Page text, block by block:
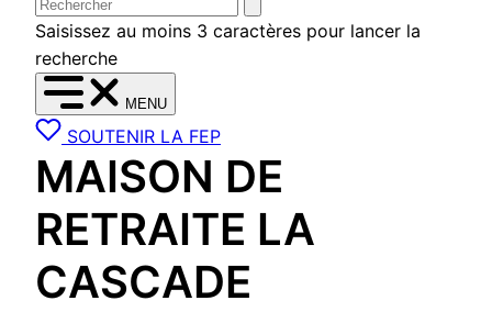
Saisissez au moins 3 caractères pour lancer la
recherche
MENU
SOUTENIR LA FEP
MAISON DE
RETRAITE LA
CASCADE